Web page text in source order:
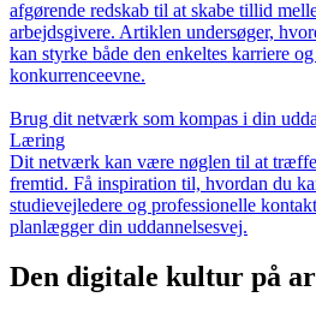
afgørende redskab til at skabe tillid
arbejdsgivere. Artiklen undersøger,
kan styrke både den enkeltes karriere
konkurrenceevne.
Brug dit netværk som kompas i din
Læring
Dit netværk kan være nøglen til at
fremtid. Få inspiration til, hvordan du
studievejledere og professionelle
planlægger din uddannelsesvej.
Den digitale kultur på